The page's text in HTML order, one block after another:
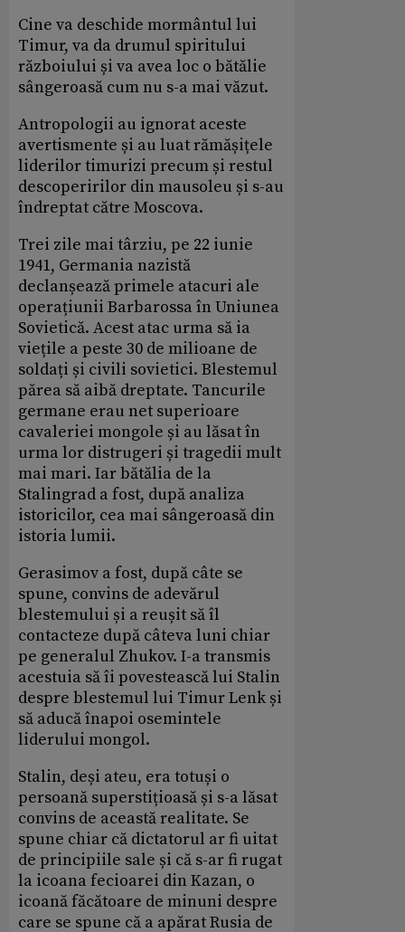
Cine va deschide mormântul lui
Timur, va da drumul spiritului
războiului și va avea loc o bătălie
sângeroasă cum nu s-a mai văzut.
Antropologii au ignorat aceste
avertismente și au luat rămășițele
liderilor timurizi precum și restul
descoperirilor din mausoleu și s-au
îndreptat către Moscova.
Trei zile mai târziu, pe 22 iunie
1941, Germania nazistă
declanșează primele atacuri ale
operațiunii Barbarossa în Uniunea
Sovietică. Acest atac urma să ia
viețile a peste 30 de milioane de
soldați și civili sovietici. Blestemul
părea să aibă dreptate. Tancurile
germane erau net superioare
cavaleriei mongole și au lăsat în
urma lor distrugeri și tragedii mult
mai mari. Iar bătălia de la
Stalingrad a fost, după analiza
istoricilor, cea mai sângeroasă din
istoria lumii.
Gerasimov a fost, după câte se
spune, convins de adevărul
blestemului și a reușit să îl
contacteze după câteva luni chiar
pe generalul Zhukov. I-a transmis
acestuia să îi povestească lui Stalin
despre blestemul lui Timur Lenk și
să aducă înapoi osemintele
liderului mongol.
Stalin, deși ateu, era totuși o
persoană superstițioasă și s-a lăsat
convins de această realitate. Se
spune chiar că dictatorul ar fi uitat
de principiile sale și că s-ar fi rugat
la icoana fecioarei din Kazan, o
icoană făcătoare de minuni despre
care se spune că a apărat Rusia de